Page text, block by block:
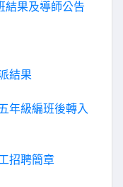
結果及導師公告
結果
年級編班後轉入
招聘簡章